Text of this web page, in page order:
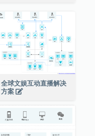
全球文娱互动直播解决
方案